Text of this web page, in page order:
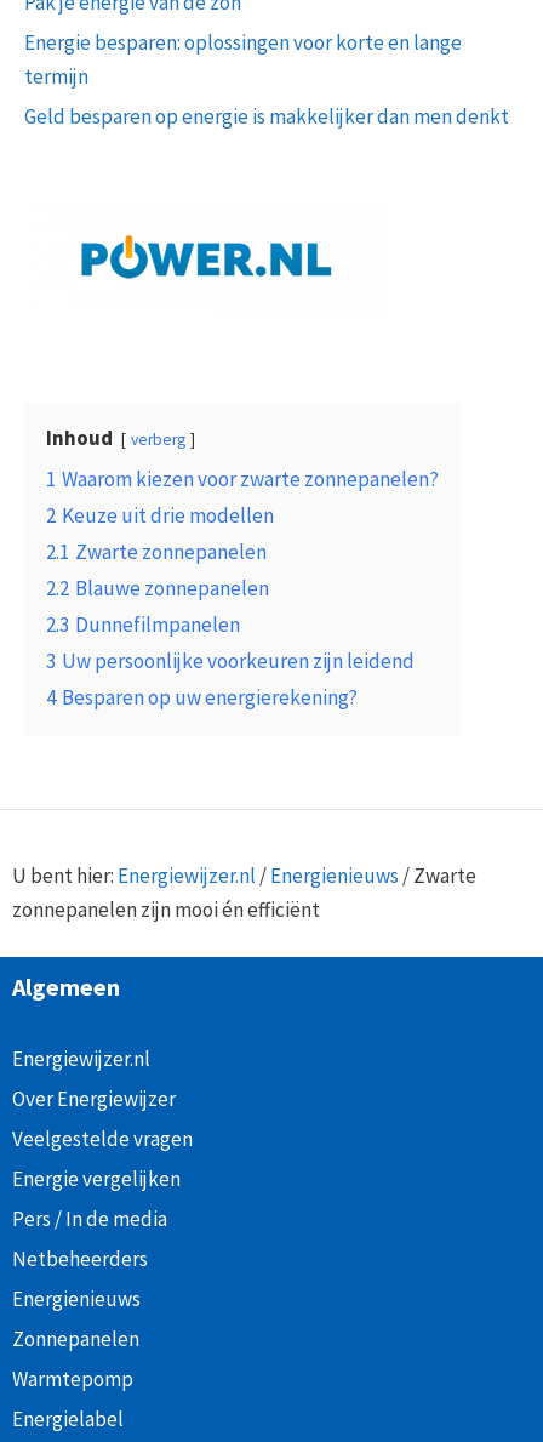
Energie besparen: oplossingen voor korte en lange
termijn
Geld besparen op energie is makkelijker dan men denkt
Inhoud verberg
1 Waarom kiezen voor zwarte zonnepanelen?
2 Keuze uit drie modellen
2.1 Zwarte zonnepanelen
2.2 Blauwe zonnepanelen
2.3 Dunnefilmpanelen
3 Uw persoonlijke voorkeuren zijn leidend
4 Besparen op uw energierekening?
U bent hier: Energiewijzer.nl /Energienieuws /Zwarte
zonnepanelen zijn mooi én efficiënt
Algemeen
Energiewijzer.nl
Over Energiewijzer
Veelgestelde vragen
Energie vergelijken
Pers / In de media
Netbeheerders
Energienieuws
Zonnepanelen
Warmtepomp
Energielabel